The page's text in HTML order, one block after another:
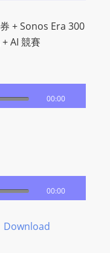
+ Sonos Era 300
AI 競賽
00:00
00:00
Download